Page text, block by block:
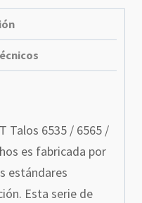
Talos 6535 / 6565 /
es fabricada por
estándares
Esta serie de